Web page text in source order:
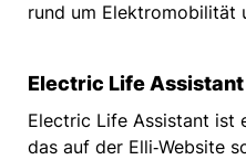
rund um Elektromobilität
Electric Life Assistant
Electric Life Assistant ist
das auf der Elli‑Website